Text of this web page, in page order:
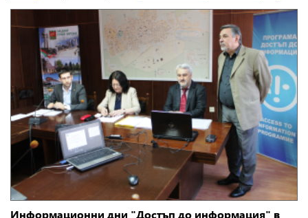
Информационни дни "Достъп до информация" в